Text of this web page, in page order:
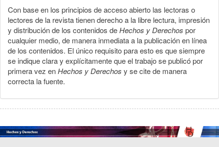
Con base en los principios de acceso abierto las lectoras o
lectores de la revista tienen derecho a la libre lectura, impresión
y distribución de los contenidos deHechos y Derechos por
cualquier medio, de manera inmediata a la publicación en línea
de los contenidos. El único requisito para esto es que siempre
se indique clara y explícitamente que el trabajo se publicó por
primera vez enHechos y Derechos y se cite de manera
correcta la fuente.